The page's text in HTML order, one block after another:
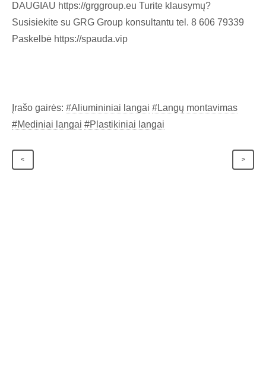
DAUGIAU https://grggroup.eu Turite klausymų?
Susisiekite su GRG Group konsultantu tel. 8 606 79339
Paskelbė https://spauda.vip
Įrašo gairės: #Aliumininiai langai #Langų montavimas
#Mediniai langai #Plastikiniai langai
< >